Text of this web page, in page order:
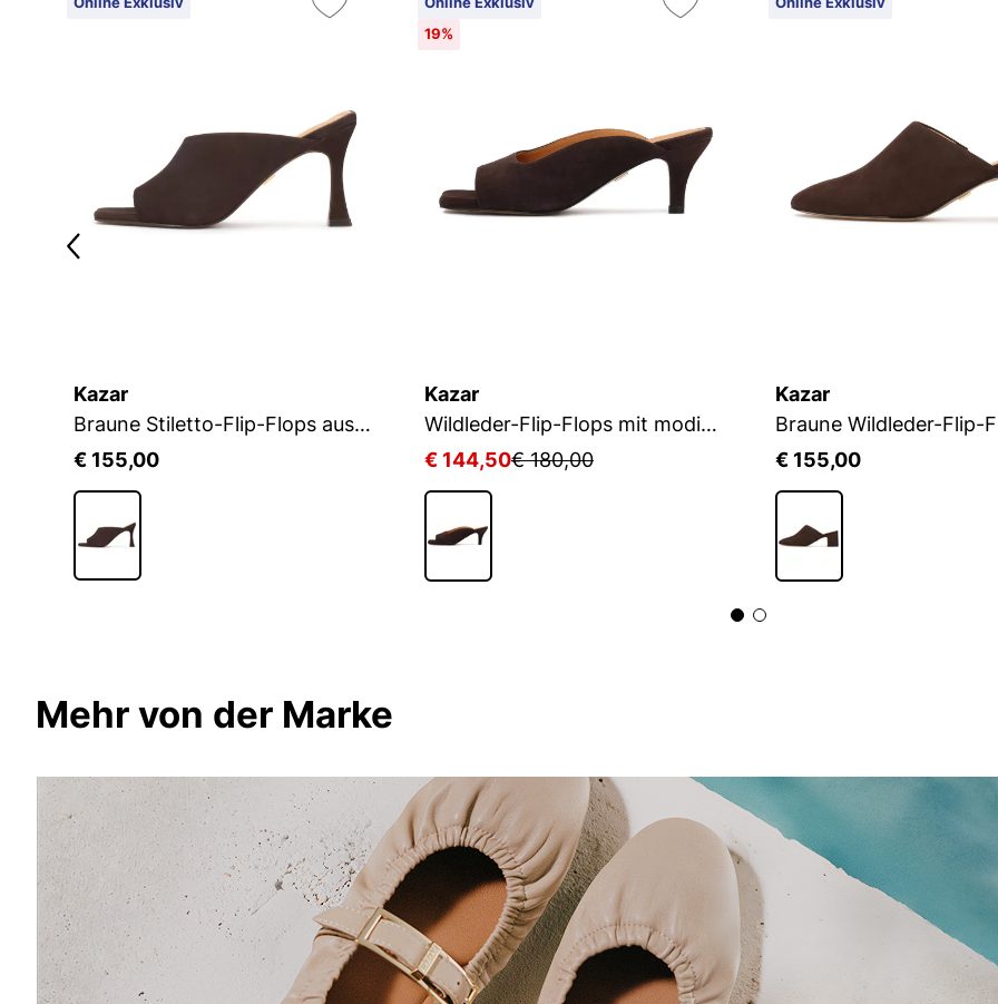
Kazar
Braune Stiletto-Flip-Flops aus Wildleder mit ausgeschnittenem Schaft
€ 155,00
19%
Kazar
Wildleder-Flip-Flops mit modischem Schnitt
€ 144,50€ 180,00
Kazar
Braune Wildleder-Flip-
€ 155,00
Mehr von der Marke